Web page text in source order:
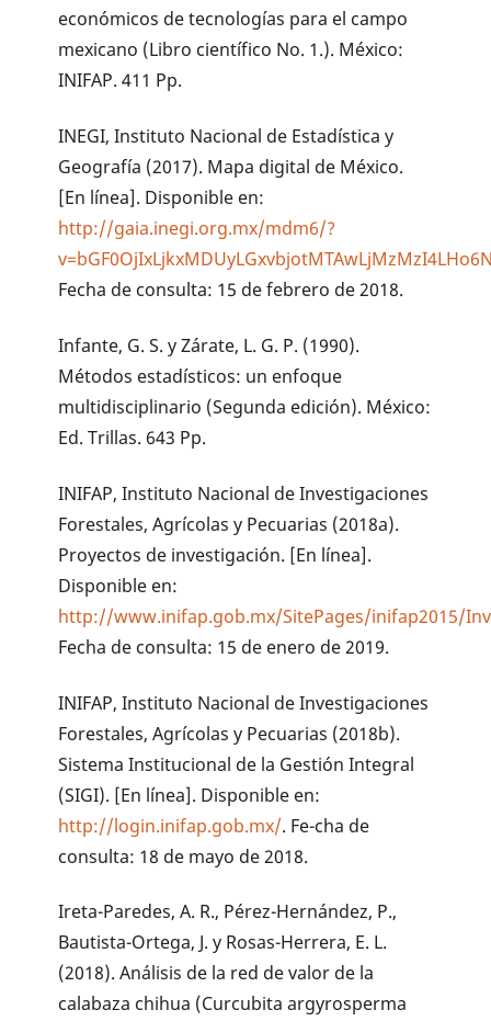
económicos de tecnologías para el campo
mexicano (Libro científico No. 1.). México:
INIFAP. 411 Pp.
INEGI, Instituto Nacional de Estadística y
Geografía (2017). Mapa digital de México.
[En línea]. Disponible en:
http://gaia.inegi.org.mx/mdm6/?
Fecha de consulta: 15 de febrero de 2018.
Infante, G. S. y Zárate, L. G. P. (1990).
Métodos estadísticos: un enfoque
multidisciplinario (Segunda edición). México:
Ed. Trillas. 643 Pp.
INIFAP, Instituto Nacional de Investigaciones
Forestales, Agrícolas y Pecuarias (2018a).
Proyectos de investigación. [En línea].
Disponible en:
http://www.inifap.gob.mx/SitePages/inifap2015/
Fecha de consulta: 15 de enero de 2019.
INIFAP, Instituto Nacional de Investigaciones
Forestales, Agrícolas y Pecuarias (2018b).
Sistema Institucional de la Gestión Integral
(SIGI). [En línea]. Disponible en:
http://login.inifap.gob.mx/. Fe-cha de
consulta: 18 de mayo de 2018.
Ireta-Paredes, A. R., Pérez-Hernández, P.,
Bautista-Ortega, J. y Rosas-Herrera, E. L.
(2018). Análisis de la red de valor de la
calabaza chihua (Curcubita argyrosperma